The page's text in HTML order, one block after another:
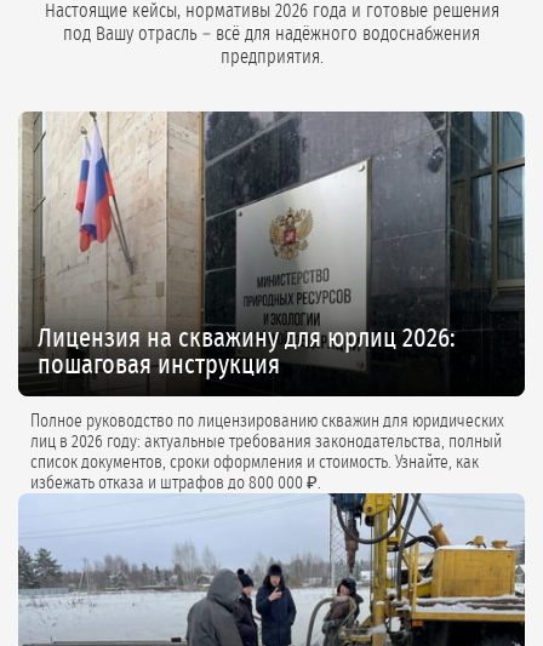
Настоящие кейсы, нормативы 2026 года и готовые решения
под Вашу отрасль – всё для надёжного водоснабжения
предприятия.
Лицензия на скважину для юрлиц 2026:
пошаговая инструкция
Полное руководство по лицензированию скважин для юридических
лиц в 2026 году: актуальные требования законодательства, полный
список документов, сроки оформления и стоимость. Узнайте, как
избежать отказа и штрафов до 800 000 ₽.